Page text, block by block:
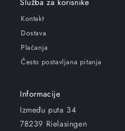
Kontakt
Dostava
Plaćanja
Često postavljana pitanja
Informacije
Između puta 34
78239 Rielasingen